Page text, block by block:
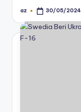
Posted
az 30/05/2024